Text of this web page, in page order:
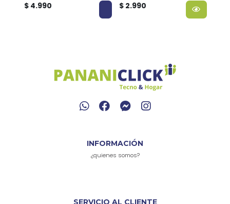
$ 4.990
$ 2.990
INFORMACIÓN
¿quienes somos?
SERVICIO AL CLIENTE